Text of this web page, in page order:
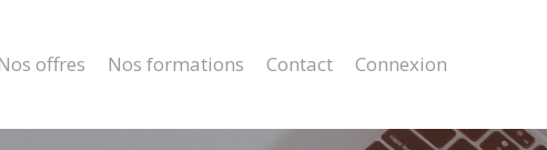
offres Nos formations Contact Connexion